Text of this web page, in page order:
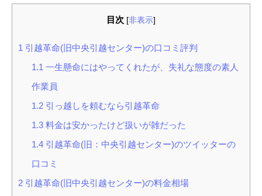
目次 [非表示]
1 引越革命(旧中央引越センター)の口コミ評判
1.1 一生懸命にはやってくれたが、失礼な態度の素人
作業員
1.2引っ越しを頼むなら引越革命
1.3料金は安かったけど扱いが雑だった
1.4引越革命(旧：中央引越センター)のツイッターの
口コミ
2 引越革命(旧中央引越センター)の料金相場